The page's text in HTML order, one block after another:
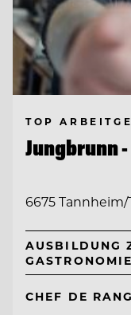
TOP
Jungbrunn
6675
AUSBILDUNG
CHEF DE